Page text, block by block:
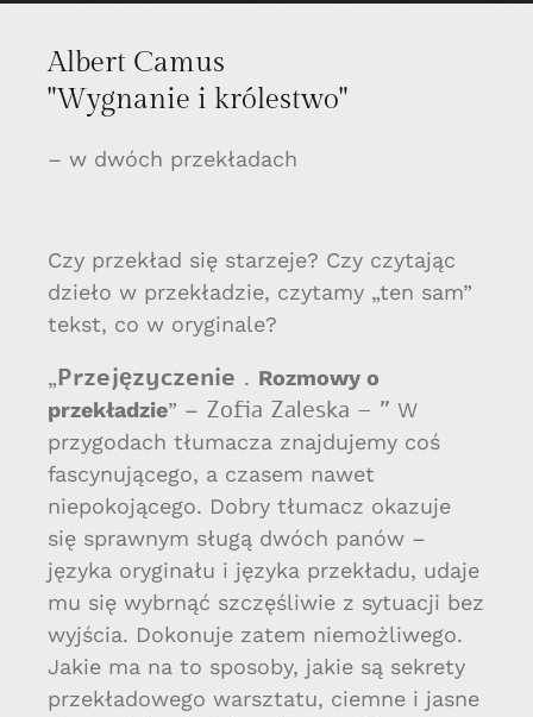
Albert Camus
"Wygnanie i królestwo"
– w dwóch przekładach
Czy przekład się starzeje? Czy czytając
dzieło w przekładzie, czytamy „ten sam”
tekst, co w oryginale?
„Przejęzyczenie . Rozmowy o
przekładzie” – Zofia Zaleska – ” W
przygodach tłumacza znajdujemy coś
fascynującego, a czasem nawet
niepokojącego. Dobry tłumacz okazuje
się sprawnym sługą dwóch panów –
języka oryginału i języka przekładu, udaje
mu się wybrnąć szczęśliwie z sytuacji bez
wyjścia. Dokonuje zatem niemożliwego.
Jakie ma na to sposoby, jakie są sekrety
przekładowego warsztatu, ciemne i jasne